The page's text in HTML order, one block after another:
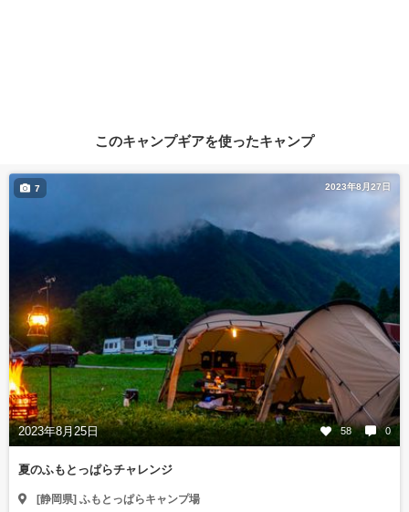
このキャンプギアを使ったキャンプ
2023年8月27日
2023年8月25日 58 0
7
夏のふもとっぱらチャレンジ
[静岡県] ふもとっぱらキャンプ場